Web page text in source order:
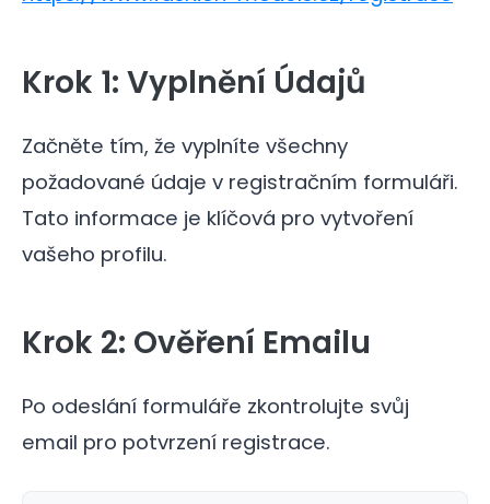
Krok 1: Vyplnění Údajů
Začněte tím, že vyplníte všechny
požadované údaje v registračním formuláři.
Tato informace je klíčová pro vytvoření
vašeho profilu.
Krok 2: Ověření Emailu
Po odeslání formuláře zkontrolujte svůj
email pro potvrzení registrace.